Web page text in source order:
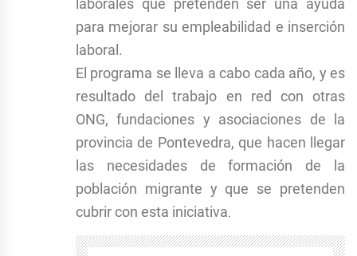
para mejorar su empleabilidad e inserción
laboral.
El programa se lleva a cabo cada año, y es
resultado del trabajo en red con otras
ONG, fundaciones y asociaciones de la
provincia de Pontevedra, que hacen llegar
las necesidades de formación de la
población migrante y que se pretenden
cubrir con esta iniciativa.